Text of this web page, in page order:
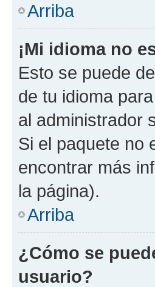
Arriba
¡Mi idioma no
Esto se puede
de tu idioma
al administrador
Si el paquete no
encontrar más
la página).
Arriba
¿Cómo se
usuario?